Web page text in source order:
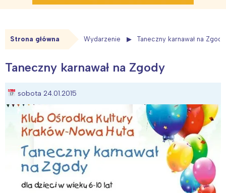
Strona główna Wydarzenie Taneczny karnawał na Zgody
Taneczny karnawał na Zgody
sobota 24.01.2015